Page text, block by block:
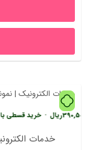
ریال • خرید قسطی با ترب‌پی
خدمات